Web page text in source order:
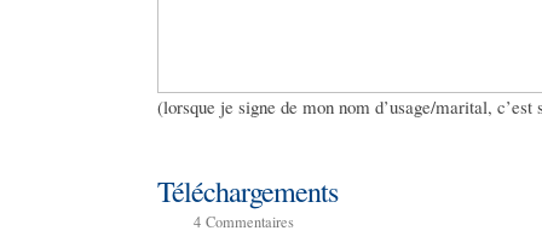
(lorsque je signe de mon nom d’usage/marital,
Téléchargements
4 Commentaires